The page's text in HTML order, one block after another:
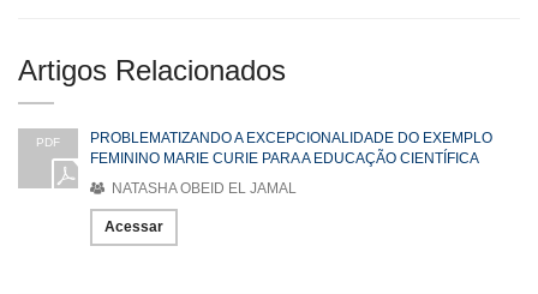
Artigos Relacionados
PDF
PROBLEMATIZANDO A EXCEPCIONALIDADE DO EXEMPLO
FEMININO MARIE CURIE PARA A EDUCAÇÃO CIENTÍFICA
NATASHA OBEID EL JAMAL
Acessar